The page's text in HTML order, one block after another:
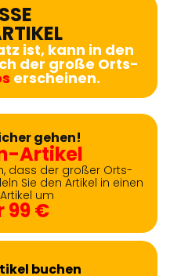
ist, kann in den
der große Orts-
erscheinen.
gehen!
Artikel
dass der großer Orts-
Sie den Artikel in einen
um
99 €
buchen